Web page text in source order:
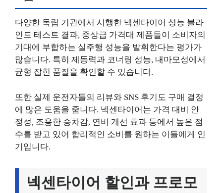
다양한 독립 기관에서 시행한 넥센타이어 성능 블라
인드 테스트 결과, 중상급 가격대 제품들이 소비자의
기대에 부합하는 실주행 성능을 발휘한다는 평가가
많습니다. 특히 제동력과 코너링 성능, 내마모성에서
균형 잡힌 품질을 확인할 수 있습니다.
또한 실제 운전자들의 리뷰와 SNS 후기도 구매 결정
에 많은 도움을 줍니다. 넥센타이어는 가격 대비 안
정성, 조용한 승차감, 연비 개선 효과 등에서 높은 점
수를 받고 있어 합리적인 소비를 원하는 이들에게 인
기입니다.
넥센타이어 할인과 프로모